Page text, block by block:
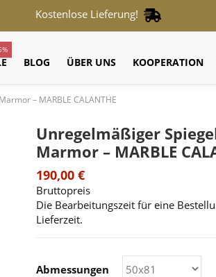
Kostenlose Lieferung!
BLOG ÜBER UNS KOOPERATION
– MARBLE CALANTHE
Unregelmäßiger
Marmor – MARBLE
190,00 €
Bruttopreis
Die Bearbeitungszeit für eine
Lieferzeit.
Abmessungen